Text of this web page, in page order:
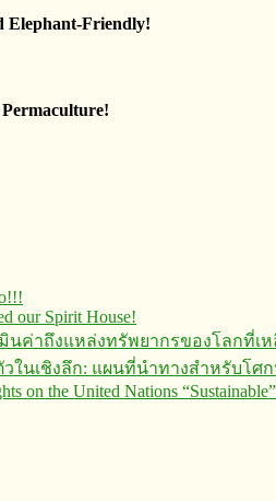
Elephant-Friendly!
our Spirit House!
มินค่าถึงแหล่งทรัพยากร​ของโลกที่เ
วในเชิงลึก: แผนที่นำทางสำหรับโ
on the United Nations